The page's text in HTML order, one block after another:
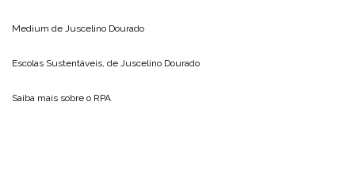
Medium de Juscelino Dourado
Escolas Sustentáveis, de Juscelino Dourado
Saiba mais sobre o RPA